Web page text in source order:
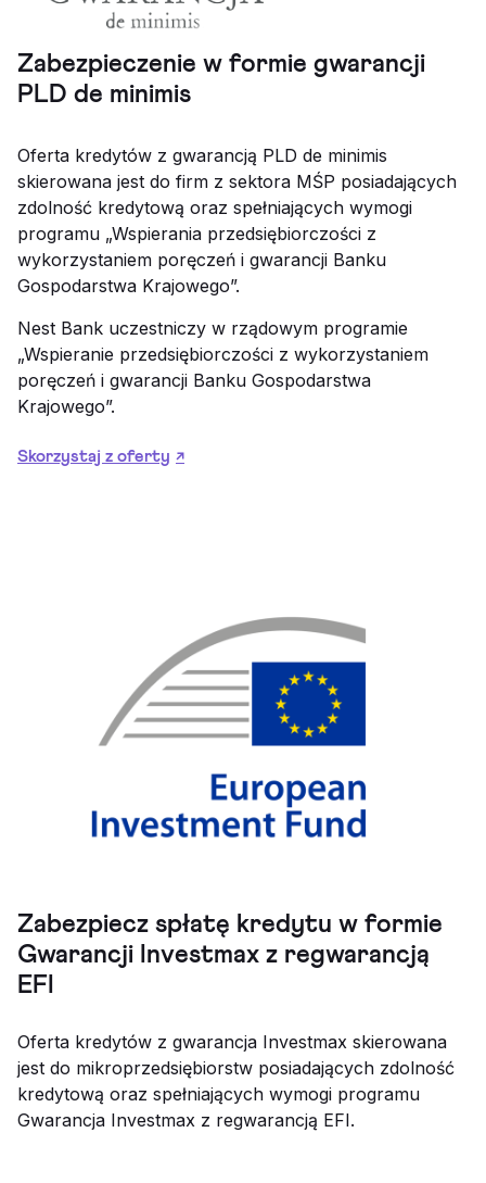
Zabezpieczenie w formie gwarancji
PLD de minimis
Oferta kredytów z gwarancją PLD de minimis
skierowana jest do firm z sektora MŚP posiadających
zdolność kredytową oraz spełniających wymogi
programu „Wspierania przedsiębiorczości z
wykorzystaniem poręczeń i gwarancji Banku
Gospodarstwa Krajowego”.
Nest Bank uczestniczy w rządowym programie
„Wspieranie przedsiębiorczości z wykorzystaniem
poręczeń i gwarancji Banku Gospodarstwa
Krajowego”.
Skorzystaj z oferty ↗
Zabezpiecz spłatę kredytu w formie
Gwarancji Investmax z regwarancją
EFI
Oferta kredytów z gwarancja Investmax skierowana
jest do mikroprzedsiębiorstw posiadających zdolność
kredytową oraz spełniających wymogi programu
Gwarancja Investmax z regwarancją EFI.